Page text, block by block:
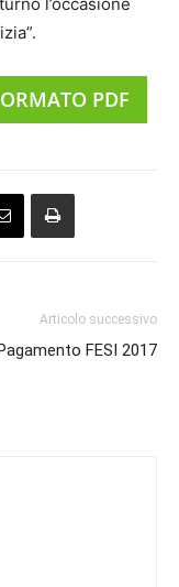
PDF
Articolo successivo
FESI 2017